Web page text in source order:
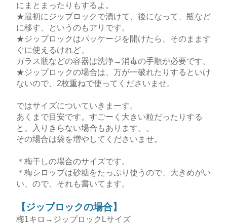
にまとまったりもするよ。
★最初にジップロックで漬けて、後になって、瓶など
に移す、というのもアリです。
★ジップロックはパッケージを開けたら、そのまます
ぐに使えるけれど、
ガラス瓶などの容器は洗浄→消毒の手順が必要です。
★ジップロックの場合は、万が一破れたりするといけ
ないので、2枚重ねで使ってくださいませ。
ではサイズについていきまーす。
あくまで目安です。すごーく大きい粒だったりする
と、入りきらない場合もあります。。
その場合は袋を増やしてくださいませ。
＊梅干しの場合のサイズです。
＊梅シロップは砂糖をたっぷり使うので、大きめがい
い、ので、それも書いてます。
【ジップロックの場合】
梅1キロ→ジップロックLサイズ